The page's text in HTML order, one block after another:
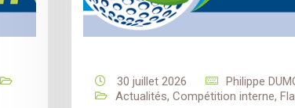
30 juillet 2026
Philippe
Actualités, Compétition interne,